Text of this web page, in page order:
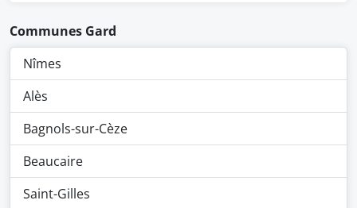
Communes Gard
Nîmes
Alès
Bagnols-sur-Cèze
Beaucaire
Saint-Gilles